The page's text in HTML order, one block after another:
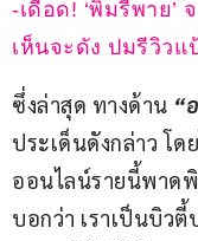
-เดือด! ‘พิมรี่พาย’
เห็นจะดัง ปมรีวิวแ
ซึ่งล่าสุด ทางด้าน “
ประเด็นดังกล่าว โ
ออนไลน์รายนี้พาด
บอกว่า เราเป็นบิวตี้